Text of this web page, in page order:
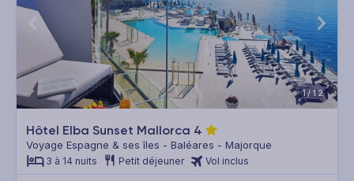
1/12
Hôtel Elba Sunset Mallorca 4
Voyage Espagne & ses îles - Baléares - Majorque
3 à 14 nuits Petit déjeuner Vol inclus